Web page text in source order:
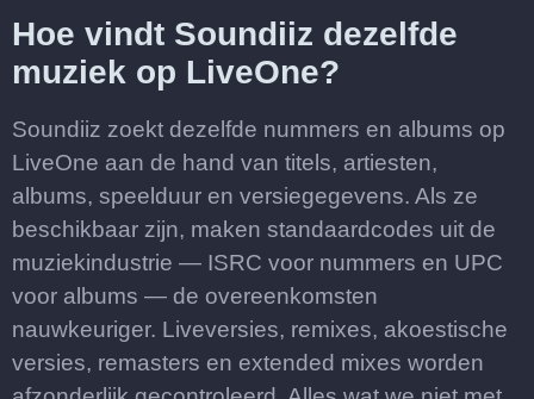
Hoe vindt Soundiiz dezelfde
muziek op LiveOne?
Soundiiz zoekt dezelfde nummers en albums op
LiveOne aan de hand van titels, artiesten,
albums, speelduur en versiegegevens. Als ze
beschikbaar zijn, maken standaardcodes uit de
muziekindustrie — ISRC voor nummers en UPC
voor albums — de overeenkomsten
nauwkeuriger. Liveversies, remixes, akoestische
versies, remasters en extended mixes worden